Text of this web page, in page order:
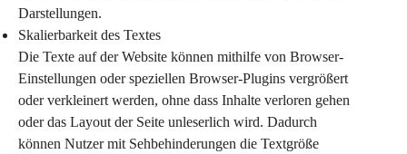
Darstellungen.
Skalierbarkeit des Textes
Die Texte auf der Website können mithilfe von Browser-
Einstellungen oder speziellen Browser-Plugins vergrößert
oder verkleinert werden, ohne dass Inhalte verloren gehen
oder das Layout der Seite unleserlich wird. Dadurch
können Nutzer mit Sehbehinderungen die Textgröße